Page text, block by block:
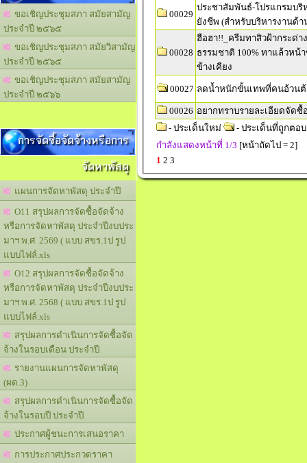
ขอเชิญประชุมสภา สมัยสามัญ
ประจำปี ๒๕๖๕
ขอเชิญประชุมสภา สมัยวิสามัญ
ประจำปี ๒๕๖๕
ขอเชิญประชุมสภา สมัยสามัญ
ประจำปี ๒๕๖๖
การจัดซื้อจัดจ้างหรือการ
จัดหาพัสดุ
แผนการจัดหาพัสดุ ประจำปี
O11 สรุปผลการจัดซื้อจัดจ้าง
หรือการจัดหาพัสดุ ประจำปีงบประ
มาฯ พ.ศ. 2569 ( แบบ สขร.1ป รูป
แบบไฟล์.xls
O12 สรุปผลการจัดซื้อจัดจ้าง
หรือการจัดหาพัสดุ ประจำปีงบประ
มาฯ พ.ศ. 2568 ( แบบ สขร.1ป รูป
แบบไฟล์.xls
สรุปผลการดำเนินการจัดซื้อจัด
จ้างในรอบเดือน ประจำปี
รายงานแผนการจัดหาพัสดุ
(ผด.3)
สรุปผลการดำเนินการจัดซื้อจัด
จ้างในรอบปี ประจำปี
ประกาศผู้ชนะการเสนอราคา
การประกาศประกวดราคา
00029
ประชาสัมพันธ์-โปรแกรมบริ
00028
ฮือฮา!!_ครีมทาสิวฝ้ากระด่า
ธรรมชาติ 100% ทาแล้วหน้
ข้างเคียง
00027 ลดน้ำหนักขั้นเทพที่คนอ้วนต้
00026 อยากทราบรายละเอียดจัดซื้
- ประเด็นใหม่
- ประเด็นที่ถูกตอ
กำลังแสดงหน้าที่ 1/3 [หน้าถัดไป = 2]
1 2 3